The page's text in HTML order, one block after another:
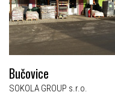
Bučovice
SOKOLA GROUP s.r.o.